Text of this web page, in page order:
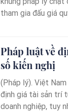
tham gia đấu giá
Pháp luật về
số kiến nghị
(Pháp lý). Việt
định giá tài sản trí
doanh nghiệp, tuy